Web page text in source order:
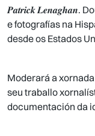
𝑷𝒂𝒕𝒓𝒊𝒄𝒌 𝑳𝒆𝒏𝒂𝒈𝒉𝒂𝒏.
e fotografías na
desde os Estados
Moderará a xornada
seu traballo
documentación da